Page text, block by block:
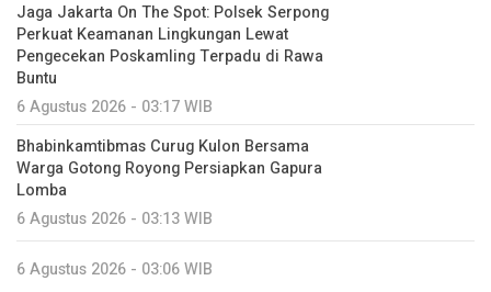
Jaga Jakarta On The Spot: Polsek Serpong
Perkuat Keamanan Lingkungan Lewat
Pengecekan Poskamling Terpadu di Rawa
Buntu
6 Agustus 2026 - 03:17 WIB
Bhabinkamtibmas Curug Kulon Bersama
Warga Gotong Royong Persiapkan Gapura
Lomba
6 Agustus 2026 - 03:13 WIB
6 Agustus 2026 - 03:06 WIB